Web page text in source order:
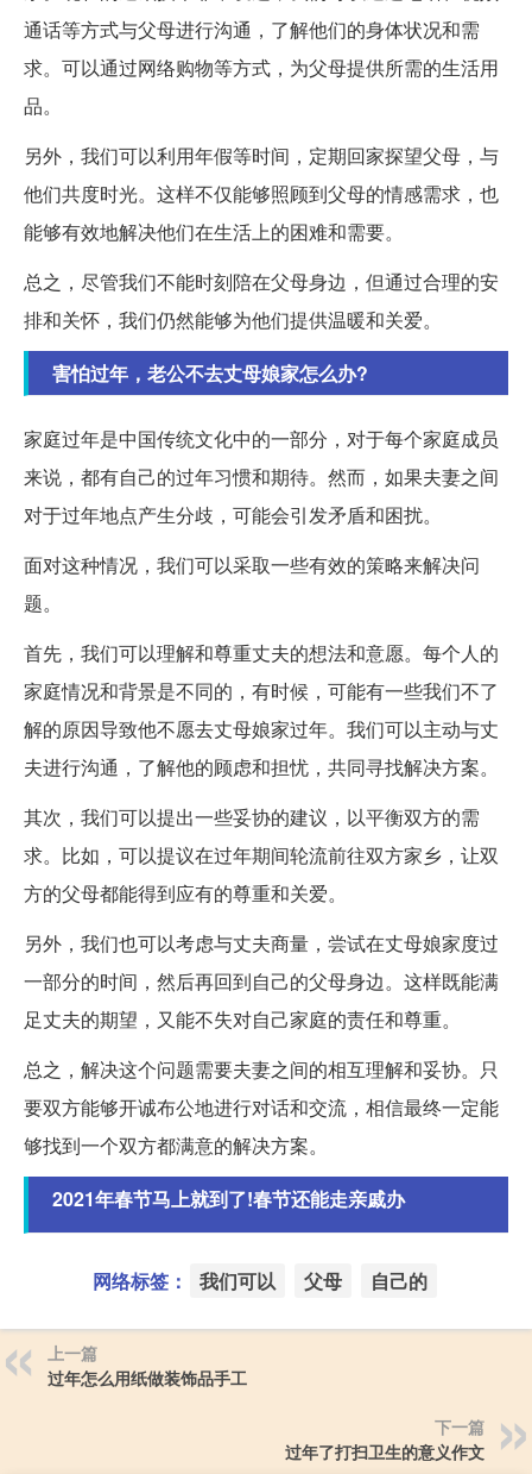
通话等方式与父母进行沟通，了解他们的身体状况和需
求。可以通过网络购物等方式，为父母提供所需的生活用
品。
另外，我们可以利用年假等时间，定期回家探望父母，与
他们共度时光。这样不仅能够照顾到父母的情感需求，也
能够有效地解决他们在生活上的困难和需要。
总之，尽管我们不能时刻陪在父母身边，但通过合理的安
排和关怀，我们仍然能够为他们提供温暖和关爱。
害怕过年，老公不去丈母娘家怎么办?
家庭过年是中国传统文化中的一部分，对于每个家庭成员
来说，都有自己的过年习惯和期待。然而，如果夫妻之间
对于过年地点产生分歧，可能会引发矛盾和困扰。
面对这种情况，我们可以采取一些有效的策略来解决问
题。
首先，我们可以理解和尊重丈夫的想法和意愿。每个人的
家庭情况和背景是不同的，有时候，可能有一些我们不了
解的原因导致他不愿去丈母娘家过年。我们可以主动与丈
夫进行沟通，了解他的顾虑和担忧，共同寻找解决方案。
其次，我们可以提出一些妥协的建议，以平衡双方的需
求。比如，可以提议在过年期间轮流前往双方家乡，让双
方的父母都能得到应有的尊重和关爱。
另外，我们也可以考虑与丈夫商量，尝试在丈母娘家度过
一部分的时间，然后再回到自己的父母身边。这样既能满
足丈夫的期望，又能不失对自己家庭的责任和尊重。
总之，解决这个问题需要夫妻之间的相互理解和妥协。只
要双方能够开诚布公地进行对话和交流，相信最终一定能
够找到一个双方都满意的解决方案。
2021年春节马上就到了!春节还能走亲戚办
网络标签： 我们可以 父母 自己的
上一篇
过年怎么用纸做装饰品手工
下一篇
过年了打扫卫生的意义作文